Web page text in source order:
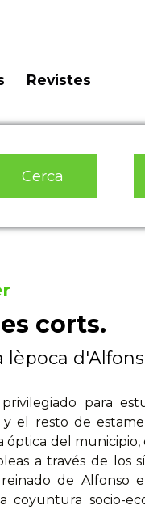
Revistes
Cerca
corts.
lèpoca
para
y el resto de
óptica del
a través de los
de Alfonso
coyuntura socio-